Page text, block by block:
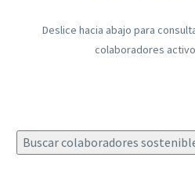
Deslice hacia abajo para
colaboradores
Buscar colaboradores